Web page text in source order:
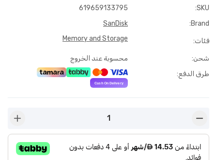
SKU
:
619659133795
Brand
:
SanDisk
فئات:
Memory and Storage
شحن:
محسوبة عند الخروج
طرق الدفع:
1
plus